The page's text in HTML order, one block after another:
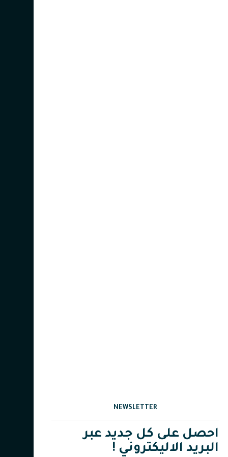
NEWSLETTER
احصل على كل جديد عبر
البريد الاليكتروني !